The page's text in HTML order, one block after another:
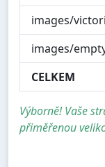
images/
images/
CELKEM
Výborně! Vaše
přiměřenou